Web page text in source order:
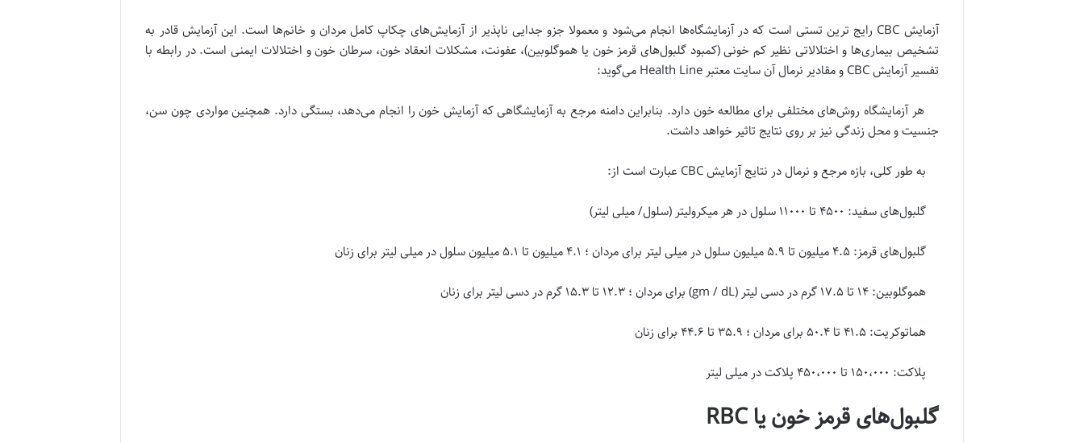
آزمایش CBC رایج ترین تستی است که در آزمایشگاه‌ها انجام می‌شود و معمولا جزو جدایی ناپذیر از آزمایش‌های چکاپ کامل مردان و خانم‌ها است. این آزمایش قادر به
تشخیص بیماری‌ها و اختلالاتی نظیر کم خونی (کمبود گلبول‌های قرمز خون یا هموگلوبین)، عفونت، مشکلات انعقاد خون، سرطان خون و اختلالات ایمنی است. در رابطه با
تفسیر آزمایش CBC و مقادیر نرمال آن سایت معتبر Health Line می‌گوید:
هر آزمایشگاه روش‌های مختلفی برای مطالعه خون دارد. بنابراین دامنه مرجع به آزمایشگاهی که آزمایش خون را انجام می‌دهد، بستگی دارد. همچنین مواردی چون سن،
جنسیت و محل زندگی نیز بر روی نتایج تاثیر خواهد داشت.
به طور کلی، بازه مرجع و نرمال در نتایج آزمایش CBC عبارت است از:
گلبول‌های سفید: ۴۵۰۰ تا ۱۱۰۰۰ سلول در هر میکرولیتر (سلول/ میلی لیتر)
گلبول‌های قرمز: ۴.۵ میلیون تا ۵.۹ میلیون سلول در میلی لیتر برای مردان ؛ ۴.۱ میلیون تا ۵.۱ میلیون سلول در میلی لیتر برای زنان
هموگلوبین: ۱۴ تا ۱۷.۵ گرم در دسی لیتر (gm / dL) برای مردان ؛ ۱۲.۳ تا ۱۵.۳ گرم در دسی لیتر برای زنان
هماتوکریت: ۴۱.۵ تا ۵۰.۴ برای مردان ؛ ۳۵.۹ تا ۴۴.۶ برای زنان
پلاکت: ۱۵۰،۰۰۰ تا ۴۵۰،۰۰۰ پلاکت در میلی لیتر
گلبول‌های قرمز خون یا RBC